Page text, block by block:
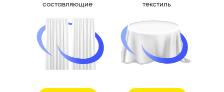
составляющие
текстиль